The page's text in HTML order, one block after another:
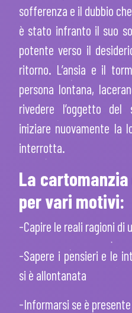
sofferenza e il dubbio
è stato infranto il suo
potente verso il
ritorno. L’ansia e il
persona lontana,
rivedere l’oggetto
iniziare nuovamente la
interrotta.
La
per vari motivi:
-Capire le reali ragioni di
-Sapere i pensieri e le
si è allontanata
-Informarsi se è